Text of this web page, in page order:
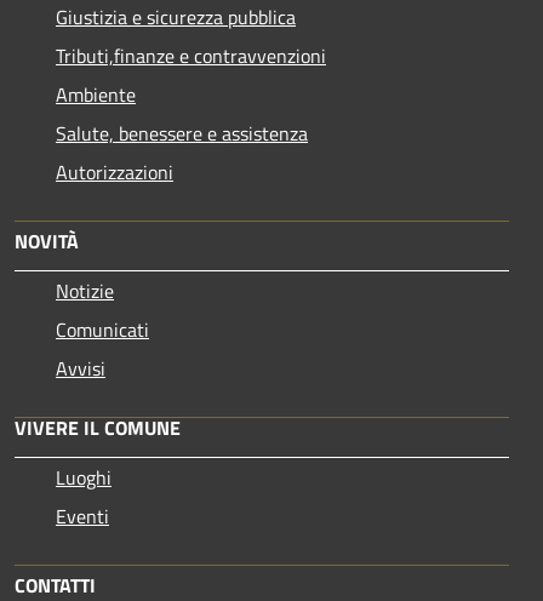
Giustizia e sicurezza pubblica
Tributi,finanze e contravvenzioni
Ambiente
Salute, benessere e assistenza
Autorizzazioni
NOVITÀ
Notizie
Comunicati
Avvisi
VIVERE IL COMUNE
Luoghi
Eventi
CONTATTI